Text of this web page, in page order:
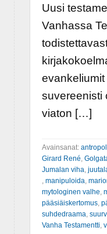
Uusi
Vanhassa
suvereenisti
viaton […]
Avainsanat:
Girard René,
Jumalan viha,
, manipuloida,
mytologinen valhe,
pääsiäiskertomus,
suhdedraama,
Vanha Testamentti,